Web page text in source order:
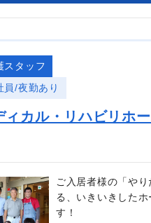
スタッフ
員/夜勤あり
ィカル・リハビリホー
ご入居者様の「やり
る、いきいきしたホ
す！